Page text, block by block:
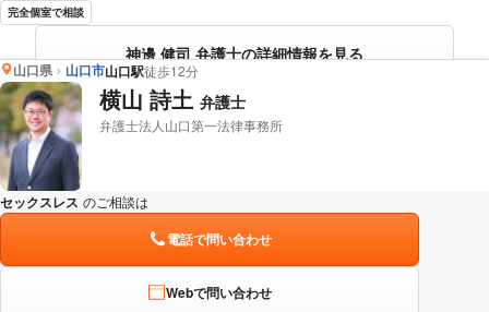
完全個室で相談
神邊 健司 弁護士の詳細情報を見る
山口県 山口市山口駅徒歩12分
横山 詩土 弁護士
弁護士法人山口第一法律事務所
セックスレス のご相談は
電話で問い合わせ
Webで問い合わせ